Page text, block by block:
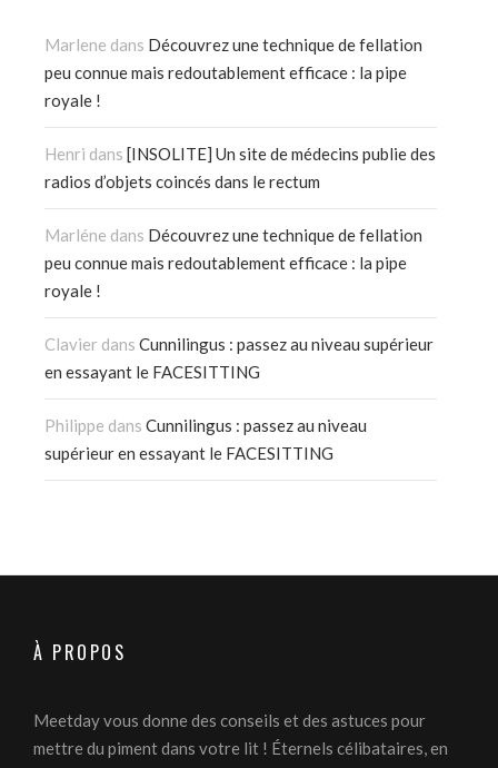
Marlene dans Découvrez une technique de fellation
peu connue mais redoutablement efficace : la pipe
royale !
Henri dans [INSOLITE] Un site de médecins publie des
radios d’objets coincés dans le rectum
Marléne dans Découvrez une technique de fellation
peu connue mais redoutablement efficace : la pipe
royale !
Clavier dans Cunnilingus : passez au niveau supérieur
en essayant le FACESITTING
Philippe dans Cunnilingus : passez au niveau
supérieur en essayant le FACESITTING
À PROPOS
Meetday vous donne des conseils et des astuces pour
mettre du piment dans votre lit ! Éternels célibataires, en